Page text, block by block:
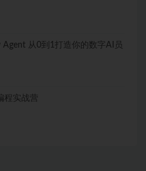
Agent 从0到1打造你的数字AI员
程实战营